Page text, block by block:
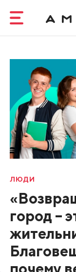
ЛЮДИ
город –